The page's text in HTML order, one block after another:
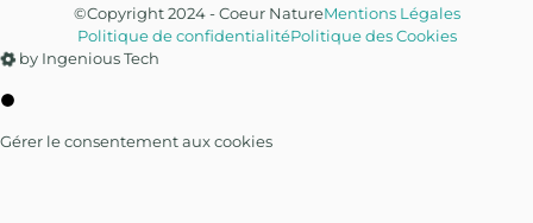
©Copyright 2024 - Coeur NatureMentions Légales
Politique de confidentialitéPolitique des Cookies
by Ingenious Tech
Gérer le consentement aux cookies